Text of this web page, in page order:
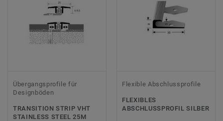
Übergangsprofile für
Designböden
TRANSITION STRIP VHT
STAINLESS STEEL 25M
Flexible Abschlussprofile
FLEXIBLES
ABSCHLUSSPROFIL SILBER